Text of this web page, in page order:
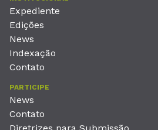
Expediente
Edições
News
Indexação
Contato
PARTICIPE
News
Contato